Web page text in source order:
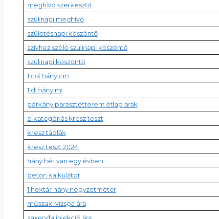
meghívó szerkesztő
szülinapi meghívó
születésnapi köszöntő
szívhez szóló szülinapi köszöntő
szülinapi köszöntő
1 col hány cm
1 dl hány ml
párkány parasztétterem étlap árak
b kategóriás kresz teszt
kresz táblák
kresz teszt 2024
hány hét van egy évben
beton kalkulátor
1 hektár hány négyzetméter
műszaki vizsga ára
saxenda injekció ára